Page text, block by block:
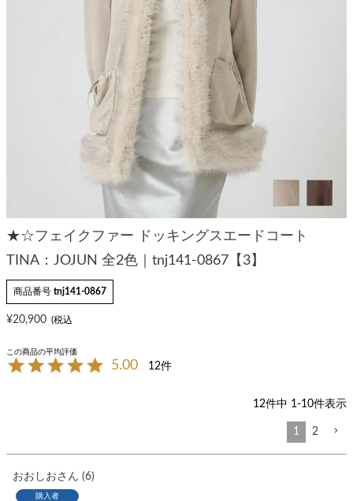
★☆フェイクファー ドッキングスエードコート
TINA：JOJUN 全2色｜tnj141-0867【3】
商品番号 tnj141-0867
¥20,900
5.00 12
12件中 1 -10件表示
1 2
おおしお 6
購入者